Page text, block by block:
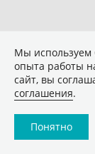
Мы используем
опыта работы
сайт, вы
соглашения.
Понятно